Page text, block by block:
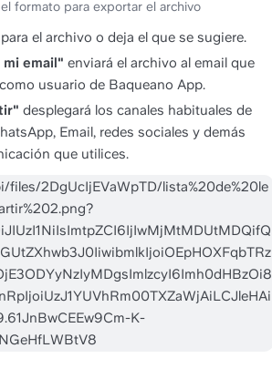
para el archivo o deja el que se sugiere.
mi email" enviará el archivo al email que
usuario de Baqueano App.
desplegará los canales habituales de
Email, redes sociales y demás
que utilices.